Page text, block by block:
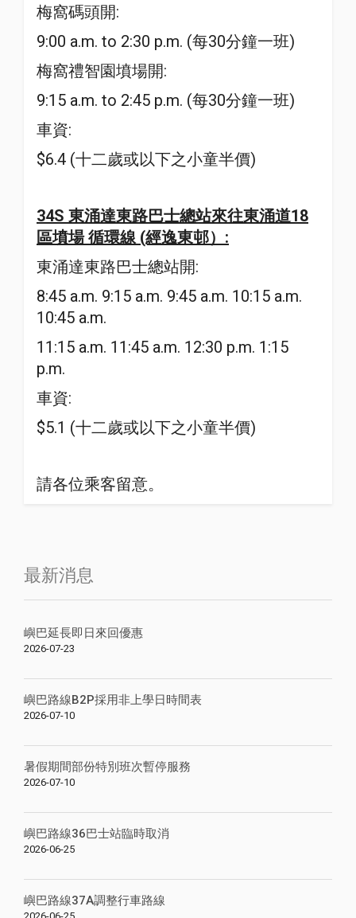
梅窩碼頭開:
9:00 a.m. to 2:30 p.m. (每30分鐘一班)
梅窩禮智園墳場開:
9:15 a.m. to 2:45 p.m. (每30分鐘一班)
車資:
$6.4 (十二歲或以下之小童半價)
34S 東涌達東路巴士總站來往東涌道18
區墳場 循環線 (經逸東邨）:
東涌達東路巴士總站開:
8:45 a.m. 9:15 a.m. 9:45 a.m. 10:15 a.m.
10:45 a.m.
11:15 a.m. 11:45 a.m. 12:30 p.m. 1:15
p.m.
車資:
$5.1 (十二歲或以下之小童半價)
請各位乘客留意。
最新消息
嶼巴延長即日來回優惠
2026-07-23
嶼巴路線B2P採用非上學日時間表
2026-07-10
暑假期間部份特別班次暫停服務
2026-07-10
嶼巴路線36巴士站臨時取消
2026-06-25
嶼巴路線37A調整行車路線